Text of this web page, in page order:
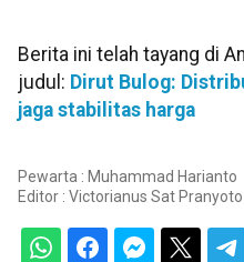
Berita ini telah tayang di
judul: Dirut Bulog:
jaga stabilitas harga
Pewarta : Muhammad Harianto
Editor : Victorianus Sat Pranyoto